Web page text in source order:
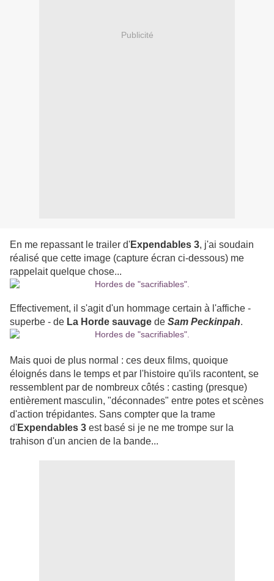
Publicité
En me repassant le trailer d'Expendables 3, j'ai soudain
réalisé que cette image (capture écran ci-dessous) me
rappelait quelque chose...
Effectivement, il s'agit d'un hommage certain à l'affiche -
superbe - de La Horde sauvage de Sam Peckinpah.
Mais quoi de plus normal : ces deux films, quoique
éloignés dans le temps et par l'histoire qu'ils racontent, se
ressemblent par de nombreux côtés : casting (presque)
entièrement masculin, "déconnades" entre potes et scènes
d'action trépidantes. Sans compter que la trame
d'Expendables 3 est basé si je ne me trompe sur la
trahison d'un ancien de la bande...